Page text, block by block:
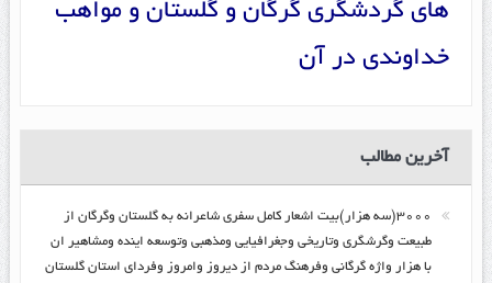
های گردشگری گرگان و گلستان و مواهب
خداوندی در آن
آخرین مطالب
۳۰۰۰(سه هزار)بیت اشعار کامل سفری شاعرانه به گلستان وگرگان از
طبیعت وگرشگری وتاریخی وجغرافیایی ومذهبی وتوسعه اینده ومشاهیر ان
با هزار واژه گرگانی وفرهنگ مردم از دیروز وامروز وفردای استان گلستان